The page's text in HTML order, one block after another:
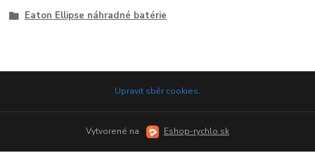
Eaton Ellipse náhradné batérie
Upravit sběr cookies.
Vytvorené na Eshop-rychlo.sk